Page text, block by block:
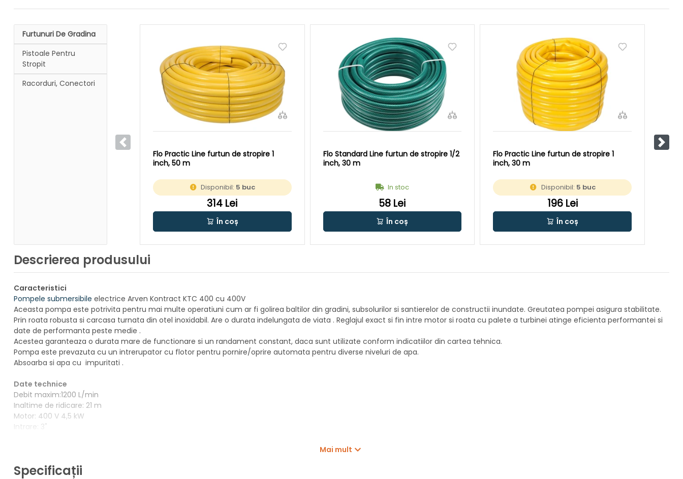
Furtunuri De Gradina
Pistoale Pentru
Stropit
Racorduri, Conectori
Anterior Pasul
Flo Practic Line furtun de stropire 1
inch, 50 m
Disponibil: 5 buc
314 Lei
În coș
Flo Standard Line furtun de stropire 1/2
inch, 30 m
In stoc
58 Lei
În coș
Flo Practic Line furtun de stropire 1
inch, 30 m
Disponibil: 5 buc
196 Lei
În coș
Descrierea produsului
Caracteristici
Pompele submersibile electrice Arven Kontract KTC 400 cu 400V
Aceasta pompa este potrivita pentru mai multe operatiuni cum ar fi golirea baltilor din gradini, subsolurilor si santierelor de constructii inundate. Greutatea pompei asigura stabilitate.
Prin roata robusta si carcasa turnata din otel inoxidabil. Are o durata indelungata de viata . Reglajul exact si fin intre motor si roata cu palete a turbinei atinge eficienta performantei si
date de performanta peste medie .
Acestea garanteaza o durata mare de functionare si un randament constant, daca sunt utilizate conform indicatiilor din cartea tehnica.
Pompa este prevazuta cu un intrerupator cu flotor pentru pornire/oprire automata pentru diverse niveluri de apa.
Absoarba si apa cu impuritati .
Date technice
Debit maxim:1200 L/min
Inaltime de ridicare: 21 m
Motor: 400 V 4,5 kW
Intrare: 3"
Mai mult
Specificații